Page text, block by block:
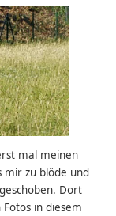
mal meinen
zu blöde und
Dort
in diesem